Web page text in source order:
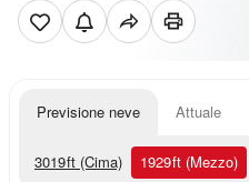
Previsione neve Attuale
3019ft (Cima) 1929ft (Mezzo)